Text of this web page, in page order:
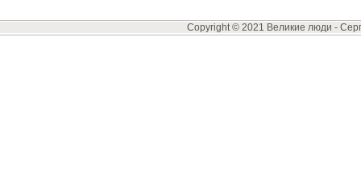
Copyright © 2021 Великие люди -